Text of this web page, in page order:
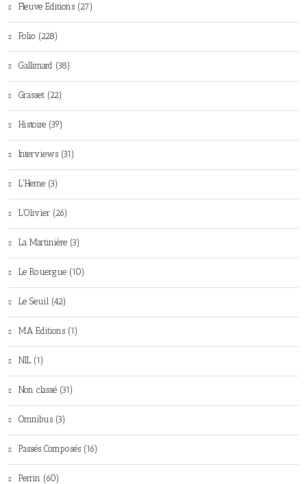
Fleuve Editions (27)
Folio (228)
Gallimard (38)
Grasset (22)
Histoire (39)
Interviews (31)
L'Herne (3)
L'Olivier (26)
La Martinière (3)
Le Rouergue (10)
Le Seuil (42)
MA Editions (1)
NIL (1)
Non classé (31)
Omnibus (3)
Passés Composés (16)
Perrin (60)